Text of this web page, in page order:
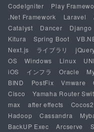
CodeIgniter
Play
.Net Framework
Laravel
Catalyst
Dancer Django
Kitura
Spring Boot
Next.js
ライブラリ
OS
Windows Linux
iOS
インフラ Oracle
BIND
PostFix Vmware
Cisco
Yamaha Router
max
after effects
Hadoop
Cassandra
BackUP Exec
Arcserve